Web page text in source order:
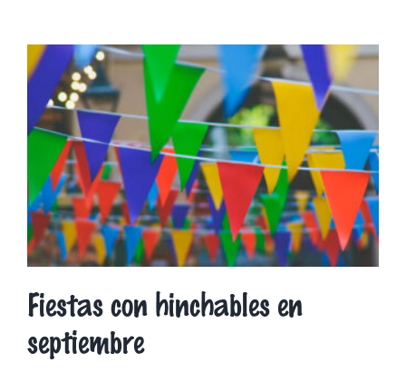
Fiestas con hinchables en
septiembre